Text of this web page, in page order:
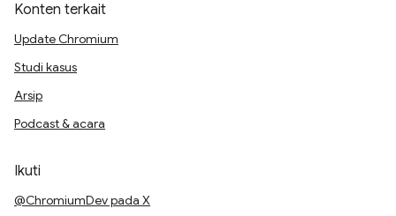
Konten terkait
Update Chromium
Studi kasus
Arsip
Podcast & acara
Ikuti
@ChromiumDev pada X